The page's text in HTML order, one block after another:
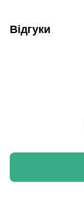
Відгуки